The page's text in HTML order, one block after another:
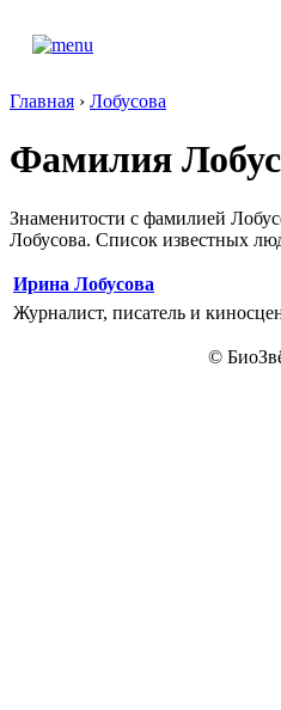
Главная › Лобусова
Фамилия
Знаменитости с фамилией
Лобусова. Список известных
Ирина Лобусова
Журналист, писатель и
©